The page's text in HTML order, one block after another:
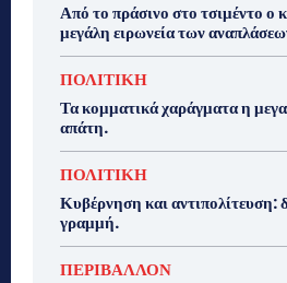
Από το πράσινο στο τσιμέντο ο
μεγάλη ειρωνεία των
ΠΟΛΙΤΙΚΗ
Τα κομματικά χαράγματα η
απάτη.
ΠΟΛΙΤΙΚΗ
Κυβέρνηση και αντιπολίτευση:
γραμμή.
ΠΕΡΙΒΑΛΛΟΝ